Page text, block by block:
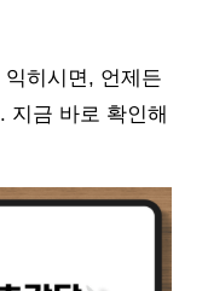
히시면, 언제든
지금 바로 확인해